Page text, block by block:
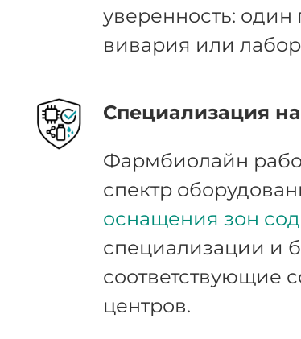
уверенность:
вивария или
Специализация
Фармбиолайн
спектр
оснащения зон
специализации и
соответствующие
центров.